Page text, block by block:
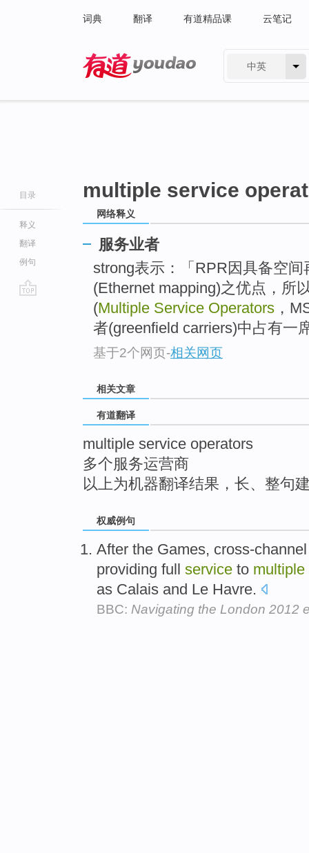
词典 翻译 有道精品课 云笔记
中英
目录
释义
翻译
例句
multiple service
网络释义
服务业者
strong表示：「RPR因具备空
(Ethernet mapping)之优点，所
(Multiple Service Operators ，
者(greenfield carriers)中占有一
基于2个网页-相关网页
相关文章
有道翻译
multiple service operators
多个服务运营商
以上为机器翻译结果，长、整句
权威例句
After the Games, cross-
providing full service to multiple
as Calais and Le Havre.
BBC: Navigating the London 2012